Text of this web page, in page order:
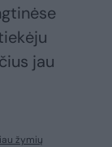
jau
žymių